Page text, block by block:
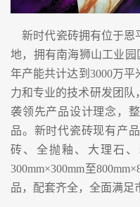
新时代瓷砖拥有位于恩
地，拥有南海狮山工业园
年产能共计达到3000万
力和专业的技术研发团队
袭领先产品设计理念，
品。新时代瓷砖现有产
砖、全抛釉、大理石
300mm×300mm至
品，配套齐全，全面满足